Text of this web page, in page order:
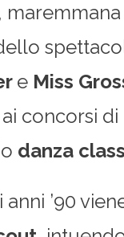
e Miss
concorsi
danza
anni ’90